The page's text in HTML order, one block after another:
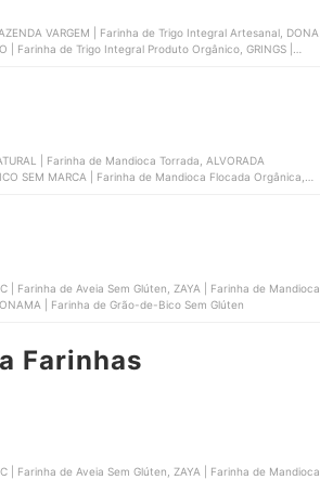
VARGEM | Farinha de Trigo Integral Artesanal, DONA
Farinha de Trigo Integral Produto Orgânico, GRINGS |
| Farinha de Mandioca Torrada, ALVORADA
SEM MARCA | Farinha de Mandioca Flocada Orgânica,
| Farinha de Aveia Sem Glúten, ZAYA | Farinha de Mandioca
| Farinha de Grão-de-Bico Sem Glúten
Farinhas
| Farinha de Aveia Sem Glúten, ZAYA | Farinha de Mandioca